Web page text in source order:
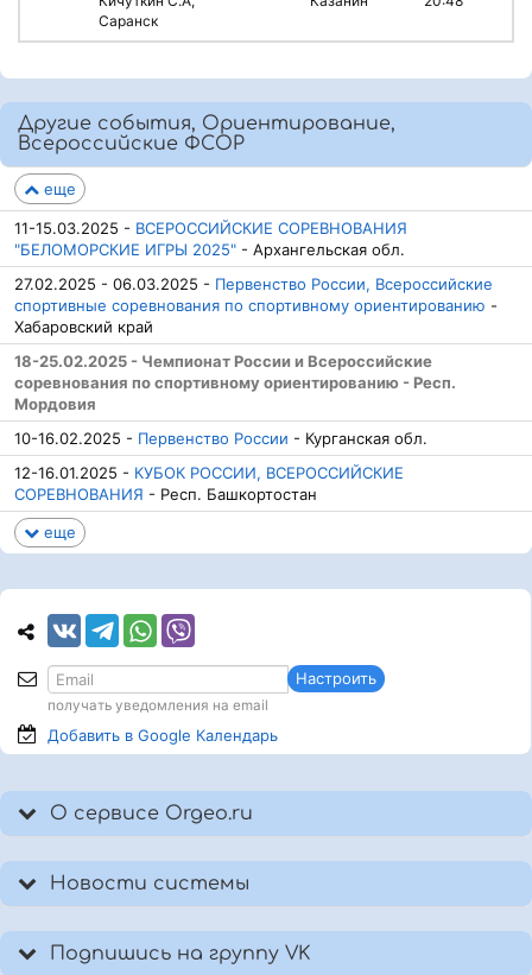
Саранск
Другие события, Ориентирование,
Всероссийские ФСОР
еще
11-15.03.2025 - ВСЕРОССИЙСКИЕ СОРЕВНОВАНИЯ
"БЕЛОМОРСКИЕ ИГРЫ 2025" - Архангельская обл.
27.02.2025 - 06.03.2025 - Первенство России, Всероссийские
спортивные соревнования по спортивному ориентированию -
Хабаровский край
18-25.02.2025 - Чемпионат России и Всероссийские
соревнования по спортивному ориентированию - Респ.
Мордовия
10-16.02.2025 - Первенство России - Курганская обл.
12-16.01.2025 - КУБОК РОССИИ, ВСЕРОССИЙСКИЕ
СОРЕВНОВАНИЯ - Респ. Башкортостан
еще
Настроить
получать уведомления на email
Добавить в Google Календарь
О сервисе Orgeo.ru
Новости системы
Подпишись на группу VK